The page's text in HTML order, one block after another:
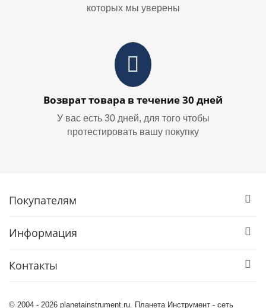
которых мы уверены
Возврат товара в течение 30 дней
У вас есть 30 дней, для того чтобы
протестировать вашу покупку
Покупателям
Информация
Контакты
© 2004 - 2026 planetainstrument.ru. Планета Инструмент - сеть